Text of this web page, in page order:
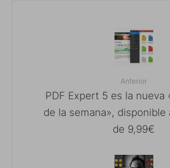
Anterior
PDF Expert 5 es la nueva
de la semana», disponible
de 9,99€